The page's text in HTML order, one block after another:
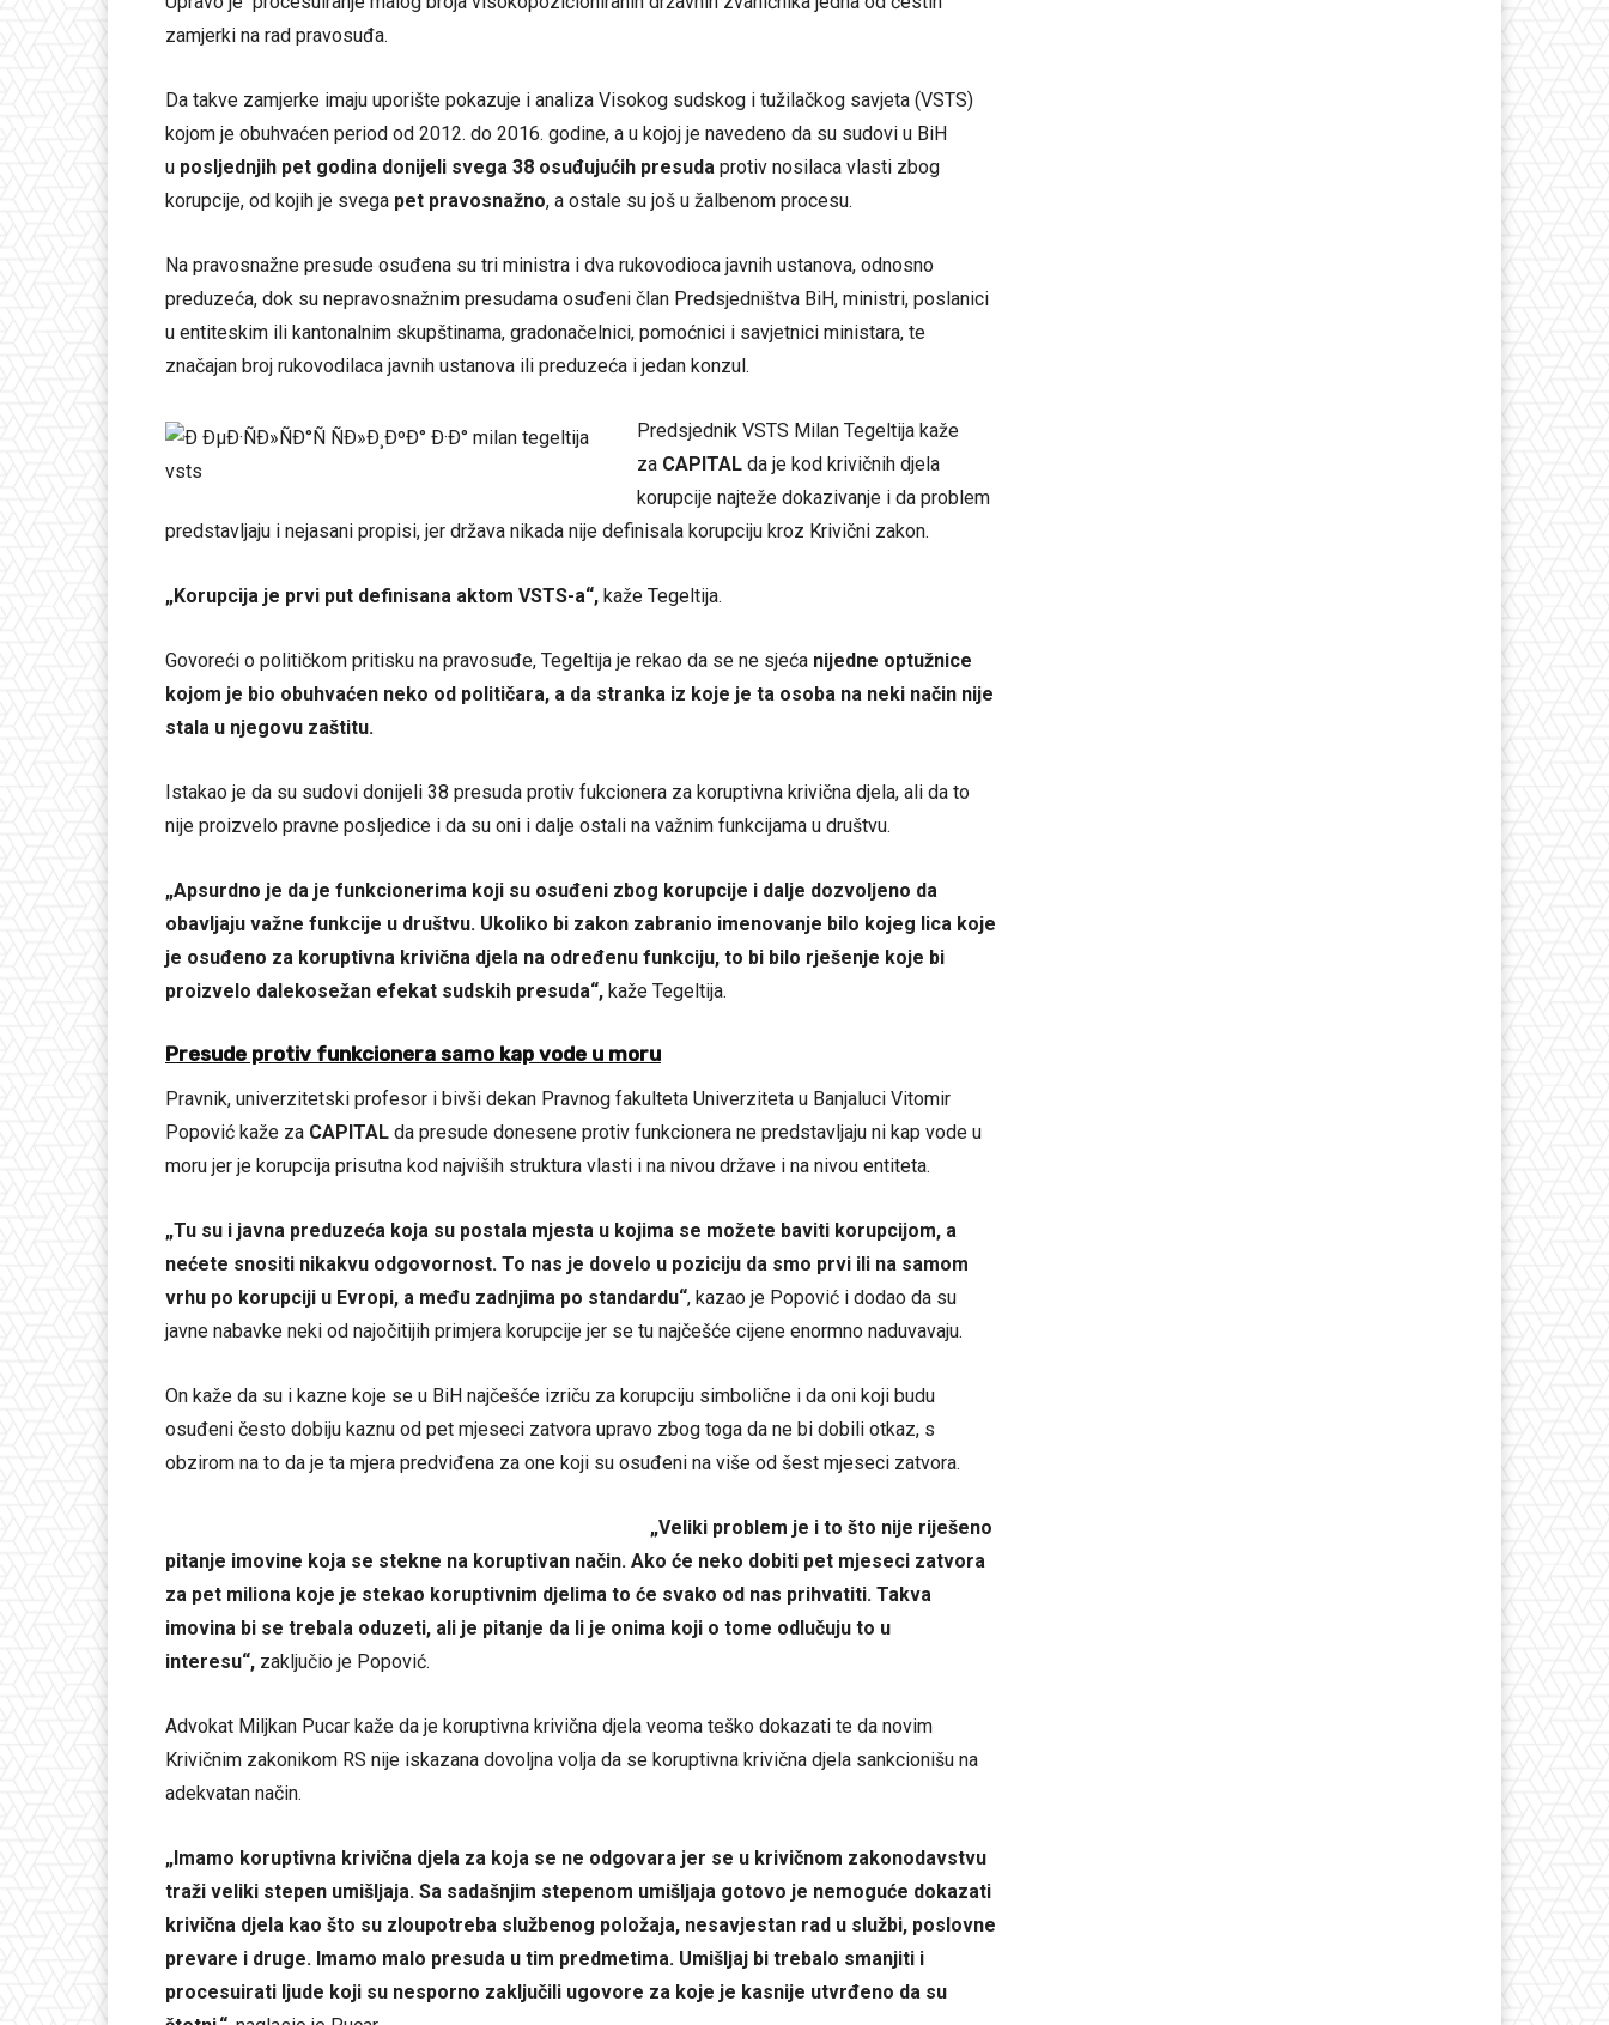
zamjerki na rad pravosuđa.
Da takve zamjerke imaju uporište pokazuje i analiza Visokog sudskog i tužilačkog savjeta (VSTS)
kojom je obuhvaćen period od 2012. do 2016. godine, a u kojoj je navedeno da su sudovi u BiH
u posljednjih pet godina donijeli svega 38 osuđujućih presuda protiv nosilaca vlasti zbog
korupcije, od kojih je svega pet pravosnažno, a ostale su još u žalbenom procesu.
Na pravosnažne presude osuđena su tri ministra i dva rukovodioca javnih ustanova, odnosno
preduzeća, dok su nepravosnažnim presudama osuđeni član Predsjedništva BiH, ministri, poslanici
u entiteskim ili kantonalnim skupštinama, gradonačelnici, pomoćnici i savjetnici ministara, te
značajan broj rukovodilaca javnih ustanova ili preduzeća i jedan konzul.
Predsjednik VSTS Milan Tegeltija kaže
za CAPITAL da je kod krivičnih djela
korupcije najteže dokazivanje i da problem
predstavljaju i nejasani propisi, jer država nikada nije definisala korupciju kroz Krivični zakon.
„Korupcija je prvi put definisana aktom VSTS-a“, kaže Tegeltija.
Govoreći o političkom pritisku na pravosuđe, Tegeltija je rekao da se ne sjeća nijedne optužnice
kojom je bio obuhvaćen neko od političara, a da stranka iz koje je ta osoba na neki način nije
stala u njegovu zaštitu.
Istakao je da su sudovi donijeli 38 presuda protiv fukcionera za koruptivna krivična djela, ali da to
nije proizvelo pravne posljedice i da su oni i dalje ostali na važnim funkcijama u društvu.
„Apsurdno je da je funkcionerima koji su osuđeni zbog korupcije i dalje dozvoljeno da
obavljaju važne funkcije u društvu. Ukoliko bi zakon zabranio imenovanje bilo kojeg lica koje
je osuđeno za koruptivna krivična djela na određenu funkciju, to bi bilo rješenje koje bi
proizvelo dalekosežan efekat sudskih presuda“, kaže Tegeltija.
Presude protiv funkcionera samo kap vode u moru
Pravnik, univerzitetski profesor i bivši dekan Pravnog fakulteta Univerziteta u Banjaluci Vitomir
Popović kaže za CAPITAL da presude donesene protiv funkcionera ne predstavljaju ni kap vode u
moru jer je korupcija prisutna kod najviših struktura vlasti i na nivou države i na nivou entiteta.
„Tu su i javna preduzeća koja su postala mjesta u kojima se možete baviti korupcijom, a
nećete snositi nikakvu odgovornost. To nas je dovelo u poziciju da smo prvi ili na samom
vrhu po korupciji u Evropi, a među zadnjima po standardu“, kazao je Popović i dodao da su
javne nabavke neki od najočitijih primjera korupcije jer se tu najčešće cijene enormno naduvavaju.
On kaže da su i kazne koje se u BiH najčešće izriču za korupciju simbolične i da oni koji budu
osuđeni često dobiju kaznu od pet mjeseci zatvora upravo zbog toga da ne bi dobili otkaz, s
obzirom na to da je ta mjera predviđena za one koji su osuđeni na više od šest mjeseci zatvora.
„Veliki problem je i to što nije riješeno
pitanje imovine koja se stekne na koruptivan način. Ako će neko dobiti pet mjeseci zatvora
za pet miliona koje je stekao koruptivnim djelima to će svako od nas prihvatiti. Takva
imovina bi se trebala oduzeti, ali je pitanje da li je onima koji o tome odlučuju to u
interesu“, zaključio je Popović.
Advokat Miljkan Pucar kaže da je koruptivna krivična djela veoma teško dokazati te da novim
Krivičnim zakonikom RS nije iskazana dovoljna volja da se koruptivna krivična djela sankcionišu na
adekvatan način.
„Imamo koruptivna krivična djela za koja se ne odgovara jer se u krivičnom zakonodavstvu
traži veliki stepen umišljaja. Sa sadašnjim stepenom umišljaja gotovo je nemoguće dokazati
krivična djela kao što su zloupotreba službenog položaja, nesavjestan rad u službi, poslovne
prevare i druge. Imamo malo presuda u tim predmetima. Umišljaj bi trebalo smanjiti i
procesuirati ljude koji su nesporno zaključili ugovore za koje je kasnije utvrđeno da su